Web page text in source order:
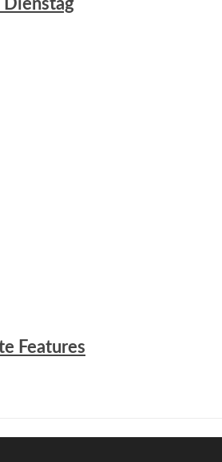
Dienstag
Features